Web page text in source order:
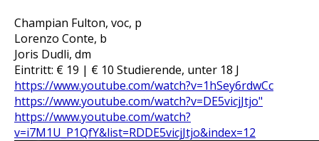
Champian Fulton, voc, p
Lorenzo Conte, b
Joris Dudli, dm
Eintritt: € 19 | € 10 Studierende, unter 18 J
https://www.youtube.com/watch?v=1hSey6rdwCc
https://www.youtube.com/watch?v=DE5vicjJtjo"
https://www.youtube.com/watch?
v=i7M1U_P1QfY&list=RDDE5vicjJtjo&index=12